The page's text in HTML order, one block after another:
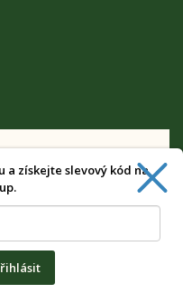
pouze pro
a získejte slevový kód na